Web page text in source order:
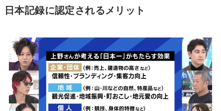
日本記録に認定されるメリット